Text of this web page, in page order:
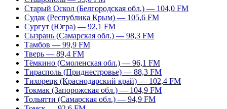
Старый Оскол (Белгородская обл.) — 104,0 FM
Судак (Республика Крым) — 105,6 FM
Сургут (Югра) — 92,1 FM
Сызрань (Самарская обл.) — 98,3 FM
Тамбов — 99,9 FM
Тверь — 89,4 FM
Тёмкино (Смоленская обл.) — 96,1 FM
Тирасполь (Приднестровье) — 88,3 FM
Тихорецк (Краснодарский край) — 102,4 FM
Токмак (Запорожская обл.) — 104,9 FM
Тольятти (Самарская обл.) — 94,9 FM